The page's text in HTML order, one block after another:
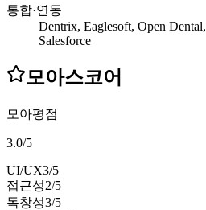
통합·연동
Dentrix, Eaglesoft, Open
Salesforce
모아스코어
모아평점
3.0/5
UI/UX3/5
접근성2/5
독창성3/5